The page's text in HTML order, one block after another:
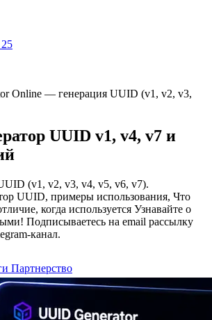
Online — генерация UUID (v1, v2, v3,
UUID v1, v4, v7 и
(v1, v2, v3, v4, v5, v6, v7).
UUID, примеры использования, Что
когда используется Узнавайте о
Подписываетесь на email рассылку
канал.
Партнерство